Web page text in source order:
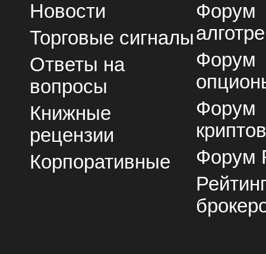
Новости
Торговые сигналы
Ответы на
вопросы
Книжные
рецензии
Корпоративные
Форум
Форум
Форум
Форум